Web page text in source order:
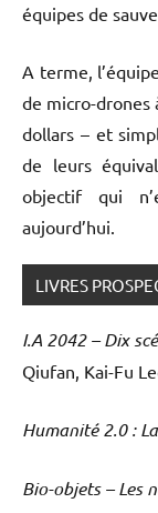
équipes de
A terme,
de micro-drones
dollars – et
de leurs
objectif qui
aujourd’hui.
LIVRES
I.A 2042 – Dix
Qiufan, Kai-Fu
Humanité 2.0 :
Bio-objets – Les